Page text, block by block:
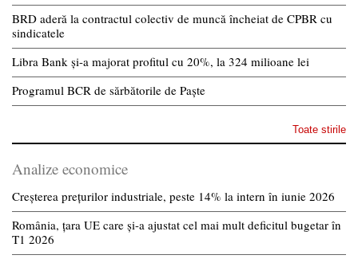
BRD aderă la contractul colectiv de muncă încheiat de CPBR cu
sindicatele
Libra Bank și-a majorat profitul cu 20%, la 324 milioane lei
Programul BCR de sărbătorile de Paște
Toate stirile
Analize economice
Creșterea prețurilor industriale, peste 14% la intern în iunie 2026
România, țara UE care și-a ajustat cel mai mult deficitul bugetar în
T1 2026